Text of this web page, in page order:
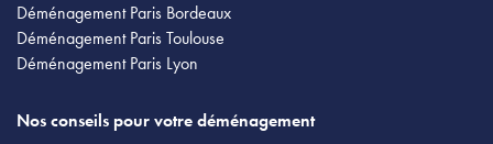
Déménagement Paris Bordeaux
Déménagement Paris Toulouse
Déménagement Paris Lyon
Nos conseils pour votre déménagement